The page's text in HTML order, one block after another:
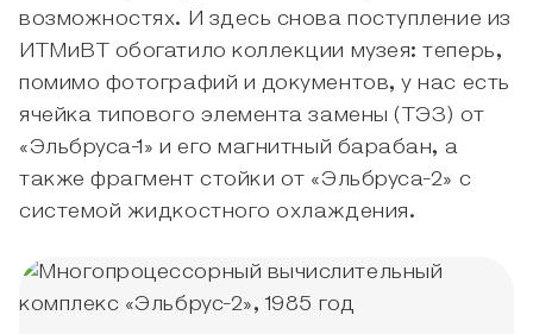
возможностях. И здесь снова поступление из
ИТМиВТ обогатило коллекции музея: теперь,
помимо фотографий и документов, у нас есть
ячейка типового элемента замены (ТЭЗ) от
«Эльбруса-1» и его магнитный барабан, а
также фрагмент стойки от «Эльбруса-2» с
системой жидкостного охлаждения.